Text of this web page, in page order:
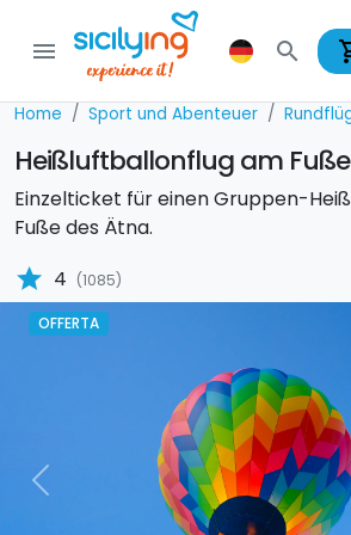
menu search
Home Sport und Abenteuer
Heißluftballonflug am
Einzelticket für einen Gruppen-
Fuße des Ätna.
star 4 (1085)
OFFERTA
Previous